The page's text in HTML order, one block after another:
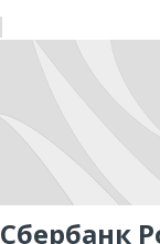
Сбербанк